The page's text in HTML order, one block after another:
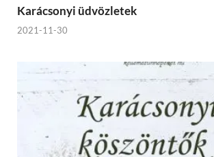
Karácsonyi üdvözletek
2021-11-30